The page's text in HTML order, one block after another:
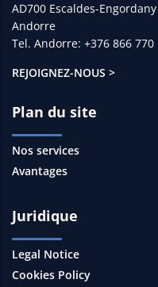
AD700 Escaldes-Engordany
Andorre
Tel. Andorre: +376 866 770
REJOIGNEZ-NOUS >
Plan du site
Nos services
Avantages
Juridique
Legal Notice
Cookies Policy